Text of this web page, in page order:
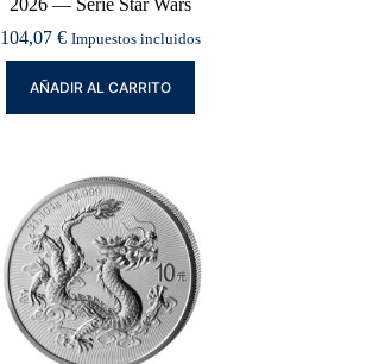
2026 — Serie Star Wars
104,07€ Impuestos incluidos
AÑADIR AL CARRITO